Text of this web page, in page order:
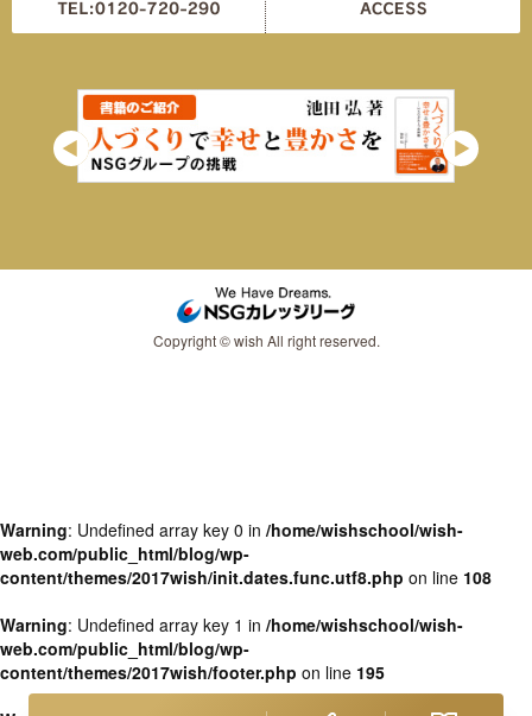
Copyright © wish All right reserved.
Warning: Undefined array key 0 in /home/wishschool/wish-
web.com/public_html/blog/wp-
content/themes/2017wish/init.dates.func.utf8.php on line 108
Warning: Undefined array key 1 in /home/wishschool/wish-
web.com/public_html/blog/wp-
content/themes/2017wish/footer.php on line 195